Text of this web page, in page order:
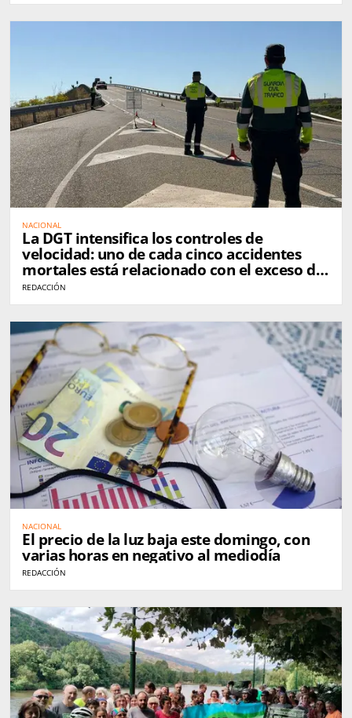
NACIONAL
La DGT intensifica los controles de
velocidad: uno de cada cinco accidentes
mortales está relacionado con el exceso de
velocidad
REDACCIÓN
NACIONAL
El precio de la luz baja este domingo, con
varias horas en negativo al mediodía
REDACCIÓN